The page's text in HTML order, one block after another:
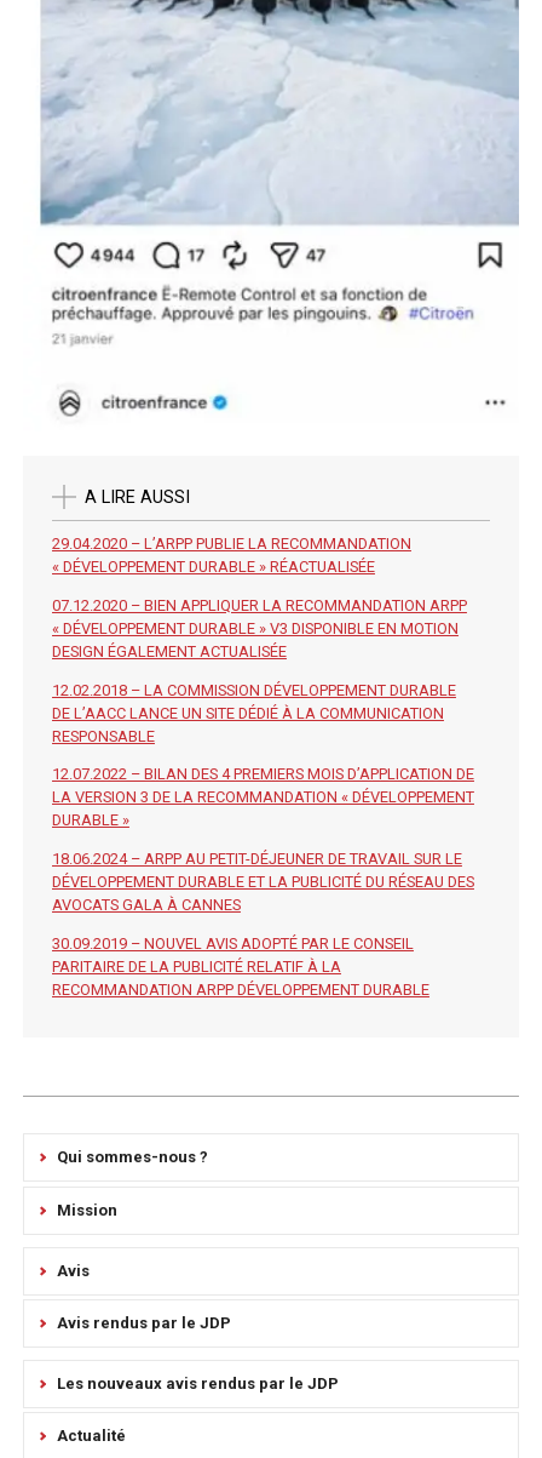
A LIRE AUSSI
29.04.2020 – L’ARPP PUBLIE LA RECOMMANDATION
« DÉVELOPPEMENT DURABLE » RÉACTUALISÉE
07.12.2020 – BIEN APPLIQUER LA RECOMMANDATION ARPP
« DÉVELOPPEMENT DURABLE » V3 DISPONIBLE EN MOTION
DESIGN ÉGALEMENT ACTUALISÉE
12.02.2018 – LA COMMISSION DÉVELOPPEMENT DURABLE
DE L’AACC LANCE UN SITE DÉDIÉ À LA COMMUNICATION
RESPONSABLE
12.07.2022 – BILAN DES 4 PREMIERS MOIS D’APPLICATION DE
LA VERSION 3 DE LA RECOMMANDATION « DÉVELOPPEMENT
DURABLE »
18.06.2024 – ARPP AU PETIT-DÉJEUNER DE TRAVAIL SUR LE
DÉVELOPPEMENT DURABLE ET LA PUBLICITÉ DU RÉSEAU DES
AVOCATS GALA À CANNES
30.09.2019 – NOUVEL AVIS ADOPTÉ PAR LE CONSEIL
PARITAIRE DE LA PUBLICITÉ RELATIF À LA
RECOMMANDATION ARPP DÉVELOPPEMENT DURABLE
Qui sommes-nous ?
Mission
Avis
Avis rendus par le JDP
Les nouveaux avis rendus par le JDP
Actualité